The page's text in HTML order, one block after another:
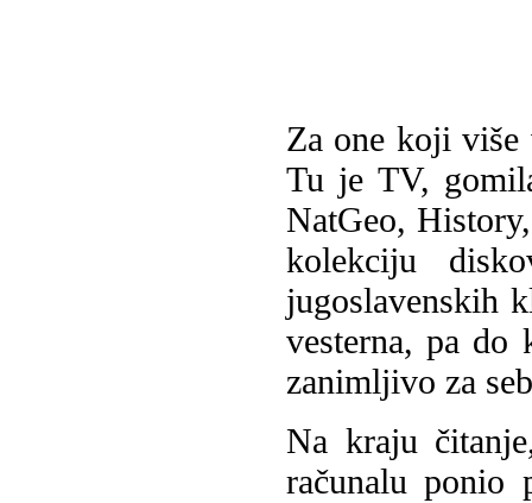
Za one koji
Tu je TV,
NatGeo,
kolekciju
jugoslavenskih
vesterna, pa do
zanimljivo za
Na kraju
računalu ponio